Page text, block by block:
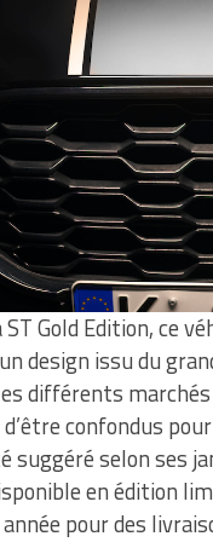
Gold Edition, ce
design issu du
différents marchés
confondus
suggéré selon ses
en édition
pour des